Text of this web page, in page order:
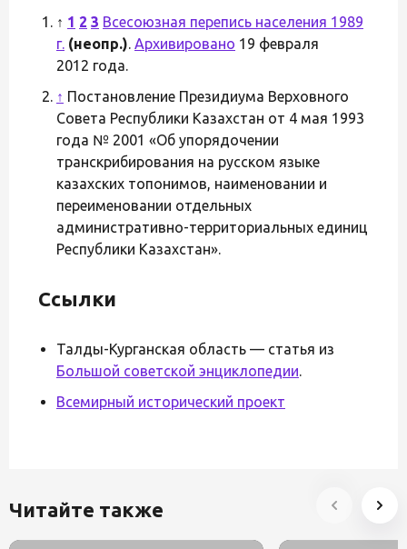
↑ 1 2 3 Всесоюзная перепись населения 1989
г. (неопр.). Архивировано 19 февраля
2012 года.
↑ Постановление Президиума Верховного
Совета Республики Казахстан от 4 мая 1993
года № 2001 «Об упорядочении
транскрибирования на русском языке
казахских топонимов, наименовании и
переименовании отдельных
административно-территориальных единиц
Республики Казахстан».
Ссылки
Талды-Курганская область — статья из
Большой советской энциклопедии.
Всемирный исторический проект
Читайте также